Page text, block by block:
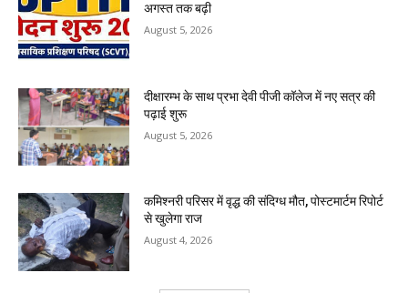
अगस्त तक बढ़ी
August 5, 2026
दीक्षारम्भ के साथ प्रभा देवी पीजी कॉलेज में नए सत्र की
पढ़ाई शुरू
August 5, 2026
कमिश्नरी परिसर में वृद्ध की संदिग्ध मौत, पोस्टमार्टम रिपोर्ट
से खुलेगा राज
August 4, 2026